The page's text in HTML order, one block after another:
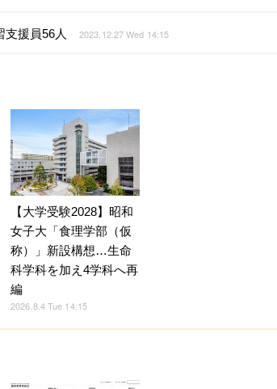
支援員56人 2023.12.27 Wed 14:15
【大学受験2028】昭和
女子大「食理学部（仮
称）」新設構想…生命
科学科を加え4学科へ再
編
2026.8.4 Tue 14:15